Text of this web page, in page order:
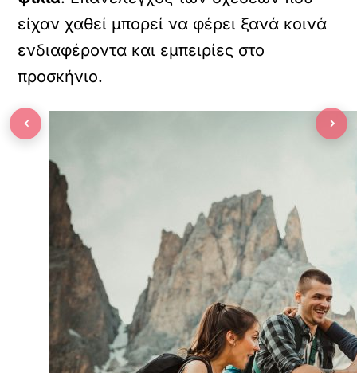
είχαν χαθεί μπορεί να φέρει ξανά κοινά
ενδιαφέροντα και εμπειρίες στο
προσκήνιο.
‹ ›